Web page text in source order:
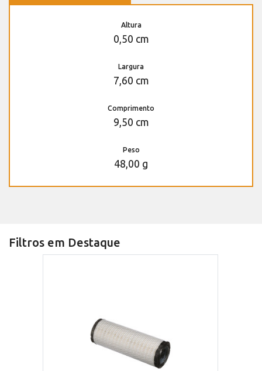
Altura
0,50 cm
Largura
7,60 cm
Comprimento
9,50 cm
Peso
48,00 g
Filtros em Destaque